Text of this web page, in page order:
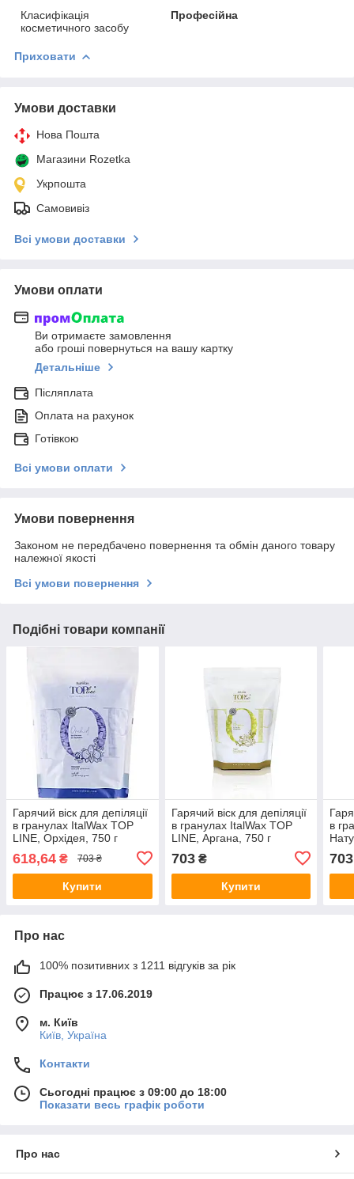
Класифікація
косметичного засобу
Професійна
Приховати
Умови доставки
Нова Пошта
Магазини Rozetka
Укрпошта
Самовивіз
Всі умови доставки
Умови оплати
Ви отримаєте замовлення
або гроші повернуться на вашу картку
Детальніше
Післяплата
Оплата на рахунок
Готівкою
Всі умови оплати
Умови повернення
Законом не передбачено повернення та обмін даного товару
належної якості
Всі умови повернення
Подібні товари компанії
Гарячий віск для депіляції
в гранулах ItalWax TOP
LINE, Орхідея, 750 г
618,64 ₴ 703 ₴
Купити
Гарячий віск для депіляції
в гранулах ItalWax TOP
LINE, Аргана, 750 г
703₴
Купити
в
703
Про нас
100% позитивних з 1211 відгуків за рік
Працює з 17.06.2019
м. Київ
Київ, Україна
Контакти
Сьогодні працює з 09:00 до 18:00
Показати весь графік роботи
Про нас